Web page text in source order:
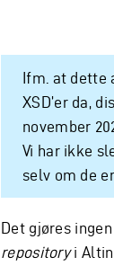
Ifm. at dette
XSD’er da,
november
Vi har ikke
selv om de
Det gjøres
repositoryi